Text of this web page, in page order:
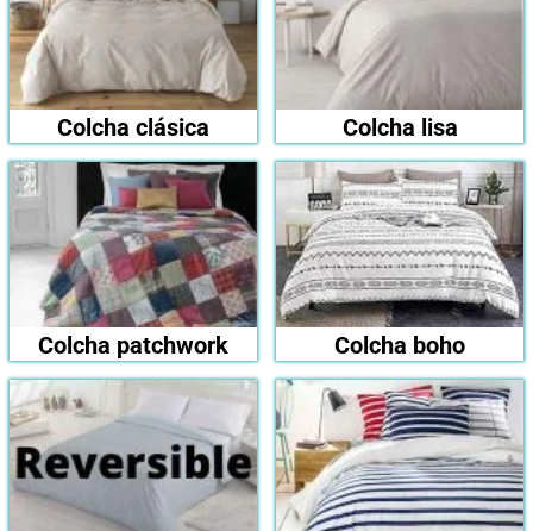
Colcha clásica Colcha lisa
Colcha patchwork Colcha boho